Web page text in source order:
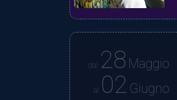
dal 28 Maggio
al 02 Giugno